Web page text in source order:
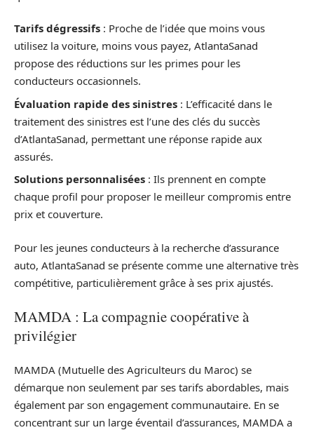
Tarifs dégressifs : Proche de l’idée que moins vous
utilisez la voiture, moins vous payez, AtlantaSanad
propose des réductions sur les primes pour les
conducteurs occasionnels.
Évaluation rapide des sinistres : L’efficacité dans le
traitement des sinistres est l’une des clés du succès
d’AtlantaSanad, permettant une réponse rapide aux
assurés.
Solutions personnalisées : Ils prennent en compte
chaque profil pour proposer le meilleur compromis entre
prix et couverture.
Pour les jeunes conducteurs à la recherche d’assurance
auto, AtlantaSanad se présente comme une alternative très
compétitive, particulièrement grâce à ses prix ajustés.
MAMDA : La compagnie coopérative à
privilégier
MAMDA (Mutuelle des Agriculteurs du Maroc) se
démarque non seulement par ses tarifs abordables, mais
également par son engagement communautaire. En se
concentrant sur un large éventail d’assurances, MAMDA a